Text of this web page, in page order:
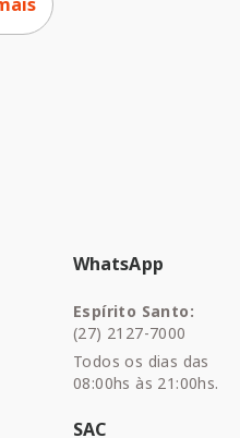
WhatsApp
Espírito Santo:
(27) 2127-7000
Todos os dias das
08:00hs às 21:00hs.
SAC